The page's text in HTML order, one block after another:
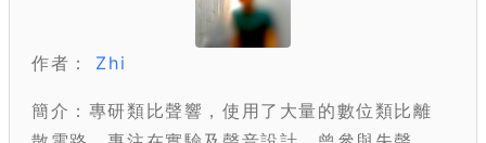
作者： Zhi
簡介：專研類比聲響，使用了大量的數位類比離